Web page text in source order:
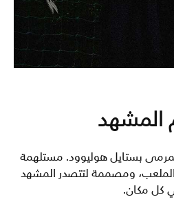
المشهد
بستايل هوليوود. مستلهمة
ومصممة لتتصدر المشهد
كل مكان.